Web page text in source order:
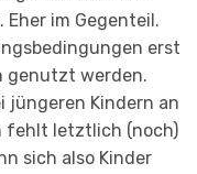
im Gegenteil.
erst
genutzt werden.
jüngeren Kindern an
fehlt letztlich (noch)
sich also Kinder